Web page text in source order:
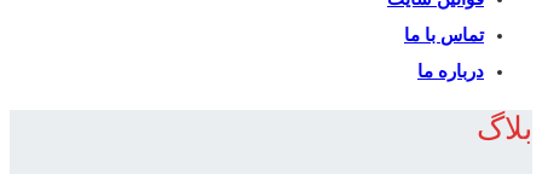
تماس با ما
درباره ما
بلاگ